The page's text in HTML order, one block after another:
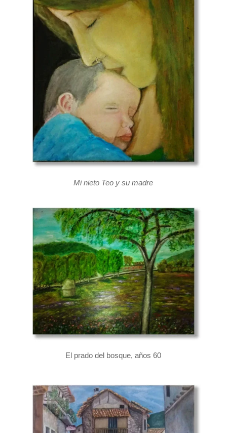
Mi nieto Teo y su madre
El prado del bosque, años 60